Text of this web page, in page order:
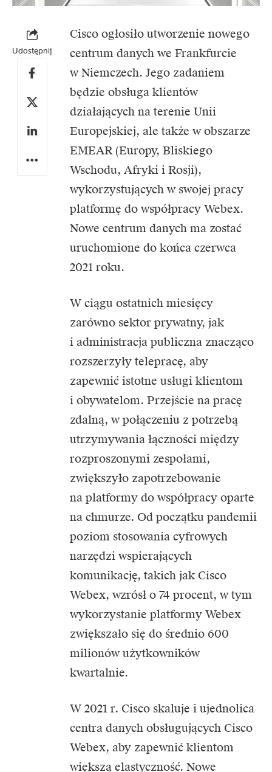
Udostępnij
Cisco ogłosiło utworzenie nowego
centrum danych we Frankfurcie
w Niemczech. Jego zadaniem
będzie obsługa klientów
działających na terenie Unii
Europejskiej, ale także w obszarze
EMEAR (Europy, Bliskiego
Wschodu, Afryki i Rosji),
wykorzystujących w swojej pracy
platformę do współpracy Webex.
Nowe centrum danych ma zostać
uruchomione do końca czerwca
2021 roku.
W ciągu ostatnich miesięcy
zarówno sektor prywatny, jak
i administracja publiczna znacząco
rozszerzyły telepracę, aby
zapewnić istotne usługi klientom
i obywatelom. Przejście na pracę
zdalną, w połączeniu z potrzebą
utrzymywania łączności między
rozproszonymi zespołami,
zwiększyło zapotrzebowanie
na platformy do współpracy oparte
na chmurze. Od początku pandemii
poziom stosowania cyfrowych
narzędzi wspierających
komunikację, takich jak Cisco
Webex, wzrósł o 74 procent, w tym
wykorzystanie platformy Webex
zwiększało się do średnio 600
milionów użytkowników
kwartalnie.
W 2021 r. Cisco skaluje i ujednolica
centra danych obsługujących Cisco
Webex, aby zapewnić klientom
większą elastyczność. Nowe